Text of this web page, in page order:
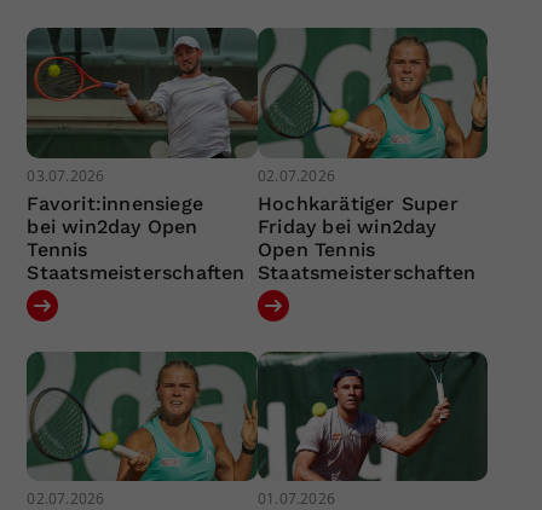
03.07.2026
Favorit:innensiege
bei win2day Open
Tennis
Staatsmeisterschaften
02.07.2026
Hochkarätiger Super
Friday bei win2day
Open Tennis
Staatsmeisterschaften
02.07.2026 01.07.2026